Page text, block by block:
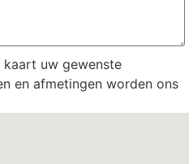
kaart uw gewenste
en afmetingen worden ons